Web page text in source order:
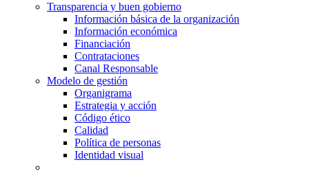
Transparencia y buen gobierno
Información básica de la organización
Información económica
Financiación
Contrataciones
Canal Responsable
Modelo de gestión
Organigrama
Estrategia y acción
Código ético
Calidad
Política de personas
Identidad visual